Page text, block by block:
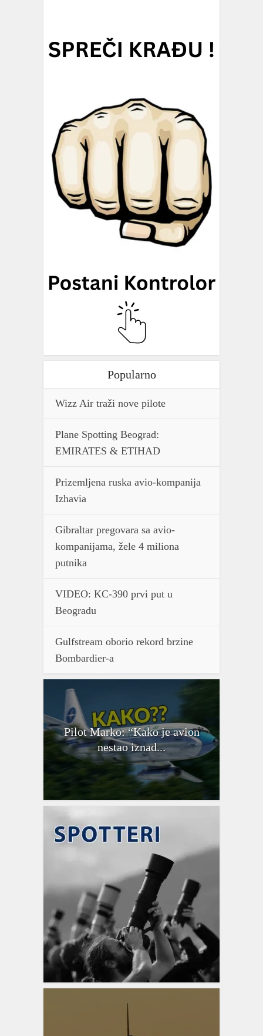
Popularno
Wizz Air traži nove pilote
Plane Spotting Beograd:
EMIRATES & ETIHAD
Prizemljena ruska avio-kompanija
Izhavia
Gibraltar pregovara sa avio-
kompanijama, žele 4 miliona
putnika
VIDEO: KC-390 prvi put u
Beogradu
Gulfstream oborio rekord brzine
Bombardier-a
Pilot Marko: “Kako je avion
nestao iznad...